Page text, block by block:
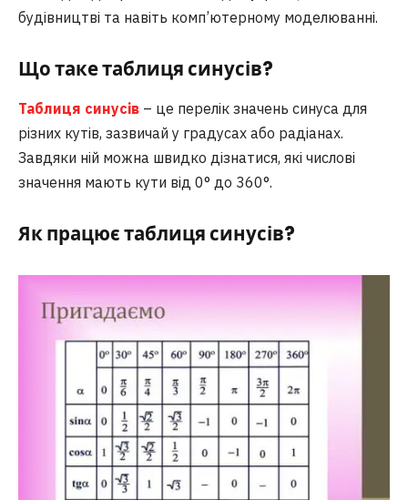
будівництві та навіть комп’ютерному моделюванні.
Що таке таблиця синусів?
Таблиця синусів – це перелік значень синуса для
різних кутів, зазвичай у градусах або радіанах.
Завдяки ній можна швидко дізнатися, які числові
значення мають кути від 0° до 360°.
Як працює таблиця синусів?